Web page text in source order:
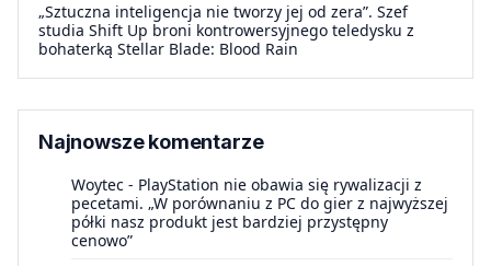
„Sztuczna inteligencja nie tworzy jej od zera”. Szef
studia Shift Up broni kontrowersyjnego teledysku z
bohaterką Stellar Blade: Blood Rain
Najnowsze komentarze
Woytec - PlayStation nie obawia się rywalizacji z
pecetami. „W porównaniu z PC do gier z najwyższej
półki nasz produkt jest bardziej przystępny
cenowo”